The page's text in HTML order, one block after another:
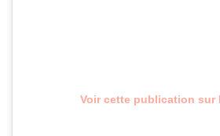
Voir cette publication sur